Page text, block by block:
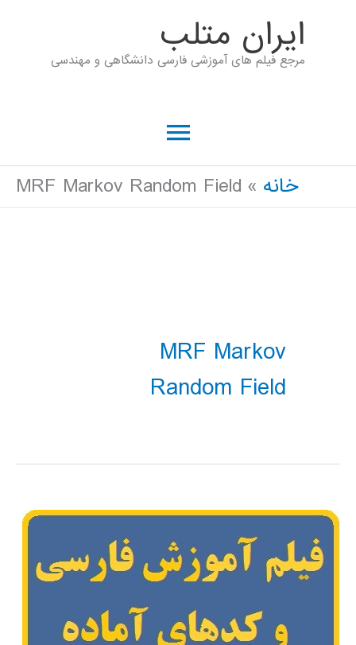
ايران متلب
مرجع فیلم های آموزشی فارسی دانشگاهی و مهندسی
فهرست
اصلی
خانه MRF Markov Random Field
MRF Markov
Random Field